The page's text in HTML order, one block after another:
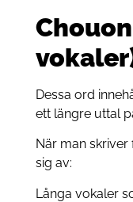
Dessa ord
ett längre uttal
När man
sig av:
Långa vokaler